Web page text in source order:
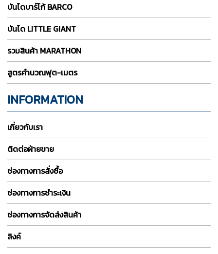
บันไดบาร์โก้ BARCO
บันได LITTLE GIANT
รวมสินค้า MARATHON
สูตรคำนวณฟุต-เมตร
INFORMATION
เกี่ยวกับเรา
ติดต่อฝ่ายขาย
ช่องทางการสั่งซื้อ
ช่องทางการชำระเงิน
ช่องทางการจัดส่งสินค้า
ลิงค์